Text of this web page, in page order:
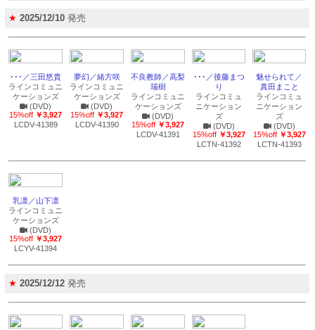
★ 2025/12/10 発売
･･･／三田悠貴
ラインコミュニ
ケーションズ
(DVD)
15%off ￥3,927
LCDV-41389
夢幻／緒方咲
ラインコミュニ
ケーションズ
(DVD)
15%off ￥3,927
LCDV-41390
不良教師／高梨
瑞樹
ラインコミュニ
ケーションズ
(DVD)
15%off ￥3,927
LCDV-41391
･･･／後藤まつ
り
ラインコミュ
ニケーション
ズ
(DVD)
15%off ￥3,927
LCTN-41392
魅せられて／
真田まこと
ラインコミュ
ニケーション
ズ
(DVD)
15%off ￥3,927
LCTN-41393
乳凛／山下凛
ラインコミュニ
ケーションズ
(DVD)
15%off ￥3,927
LCYV-41394
★ 2025/12/12 発売